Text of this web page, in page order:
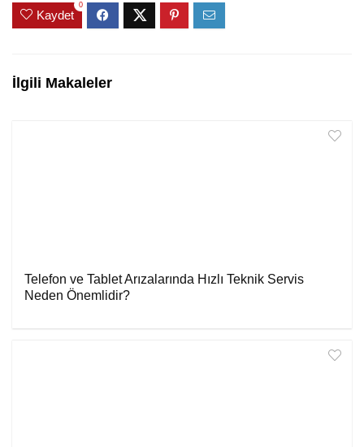
Kaydet
0
İlgili Makaleler
Telefon ve Tablet Arızalarında Hızlı Teknik Servis
Neden Önemlidir?